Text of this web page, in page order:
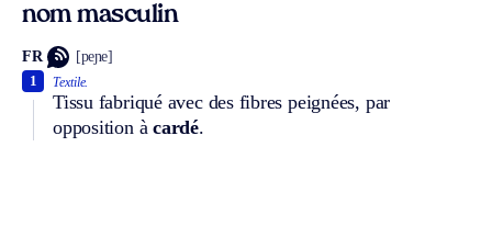
nom masculin
FR [peɲe]
Textile.
Tissu fabriqué avec des fibres peignées, par
opposition àcardé.
1